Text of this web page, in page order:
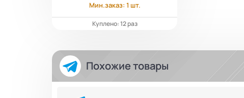
Мин.заказ: 1 шт.
Куплено: 12 раз
Похожие товары